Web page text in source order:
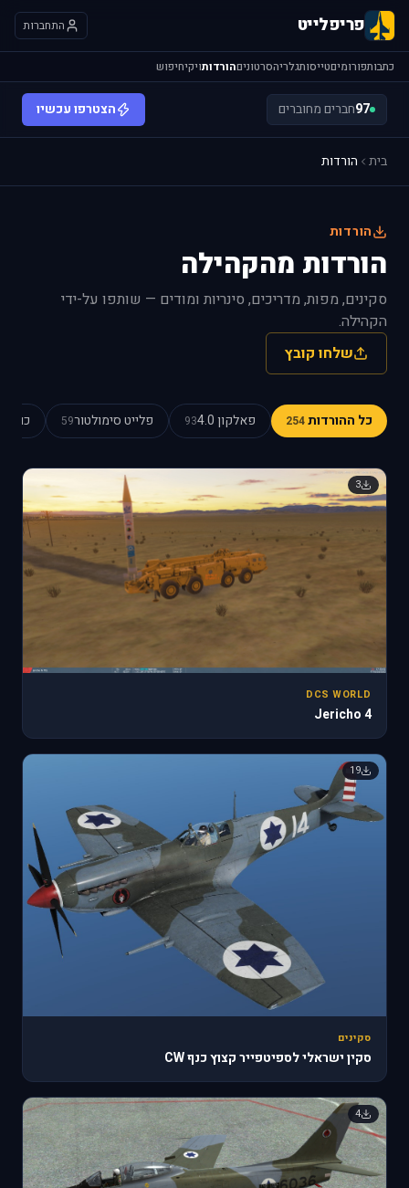
פריפלייט התחברות
כתבותפורומיםטייסותגלריהסרטוניםהורדותויקיחיפוש
97חברים מחוברים הצטרפו עכשיו
בית הורדות
הורדות
הורדות מהקהילה
סקינים, מפות, מדריכים, סינריות ומודים — שותפו על-ידי
הקהילה.
שלחו קובץ
כל ההורדות254 פאלקון 4.0 93 פלייט סימולטור59 כוכב
3
DCS WORLD
Jericho 4
19
סקינים
סקין ישראלי לספיטפייר קצוץ כנף CW
4